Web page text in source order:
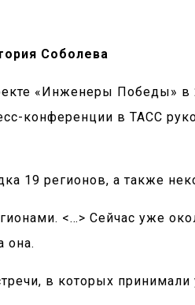
Соболева
«Инженеры Победы»
конференции в ТАСС
19 регионов, а также
<…> Сейчас уже
она.
в которых